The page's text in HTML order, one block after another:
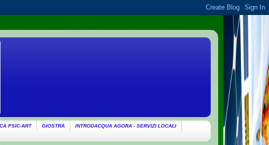
PSIC-ART GIOSTRA
INTRODACQUA AGORA - SERVIZI LOCALI